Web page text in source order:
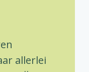
allerlei